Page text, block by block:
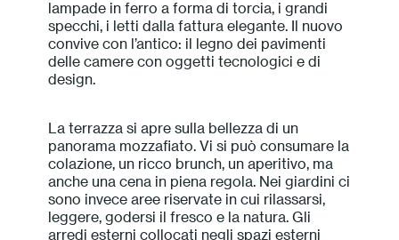
lampade in ferro a forma di torcia, i grandi
specchi, i letti dalla fattura elegante. Il nuovo
convive con l’antico: il legno dei pavimenti
delle camere con oggetti tecnologici e di
design.
La terrazza si apre sulla bellezza di un
panorama mozzafiato. Vi si può consumare la
colazione, un ricco brunch, un aperitivo, ma
anche una cena in piena regola. Nei giardini ci
sono invece aree riservate in cui rilassarsi,
leggere, godersi il fresco e la natura. Gli
arredi esterni collocati negli spazi esterni